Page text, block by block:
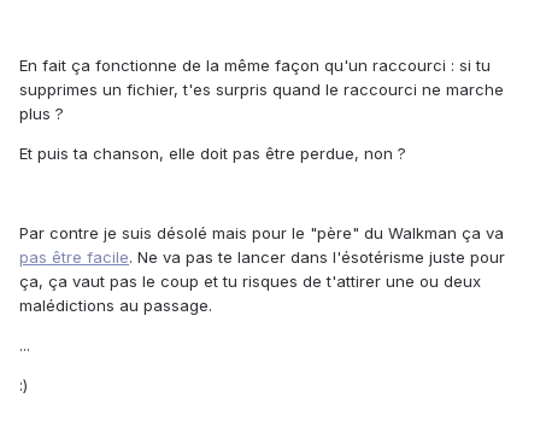
En fait ça fonctionne de la même façon qu'un raccourci : si tu
supprimes un fichier, t'es surpris quand le raccourci ne marche
plus ?
Et puis ta chanson, elle doit pas être perdue, non ?
Par contre je suis désolé mais pour le "père" du Walkman ça va
pas être facile. Ne va pas te lancer dans l'ésotérisme juste pour
ça, ça vaut pas le coup et tu risques de t'attirer une ou deux
malédictions au passage.
...
:)